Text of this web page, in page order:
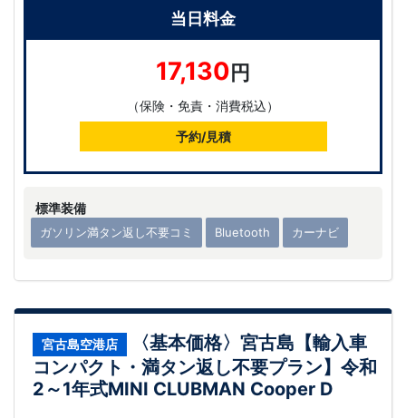
標準装備
ガソリン満タン返し不要コミ Bluetooth カーナビ
当日料金
17,130円
（保険・免責・消費税込）
予約/見積
宮古島空港店
〈基本価格〉宮古島【輸入車
コンパクト・満タン返し不要プラン】令和
2～1年式MINI CLUBMAN Cooper D